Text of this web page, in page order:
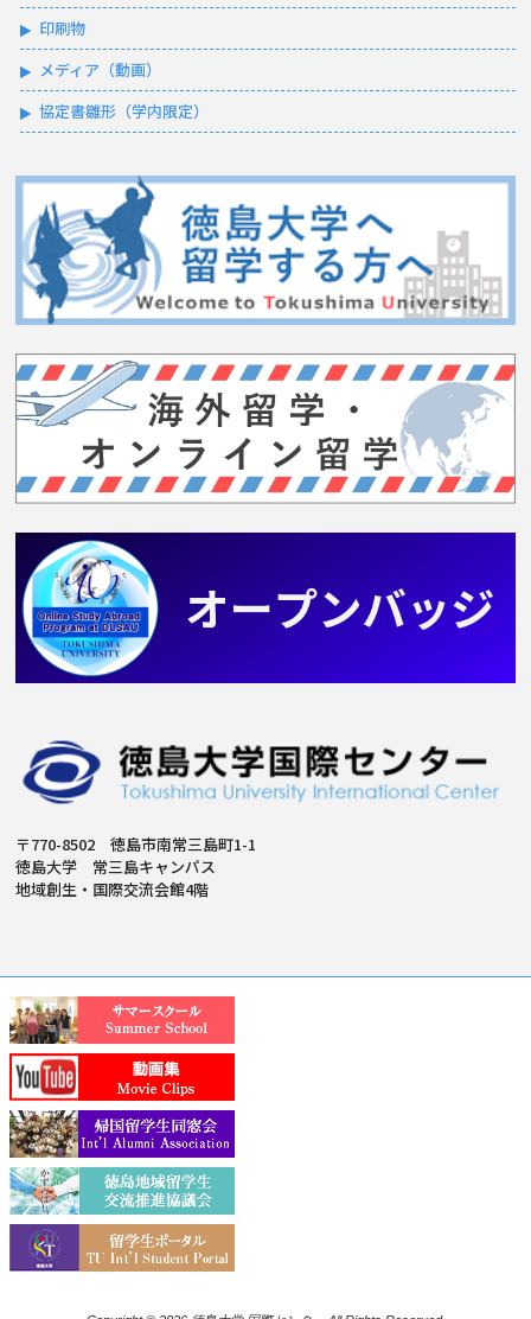
印刷物
メディア（動画）
協定書雛形（学内限定）
〒770-8502 徳島市南常三島町1-1
徳島大学 常三島キャンパス
地域創生・国際交流会館4階